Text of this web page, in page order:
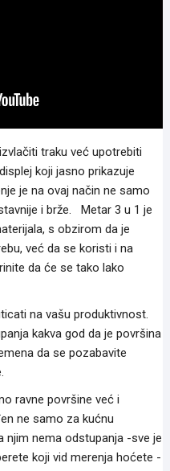
traku već upotrebiti
koji jasno prikazuje
je na ovaj način ne samo
i brže. Metar 3 u 1 je
s obzirom da je
već da se koristi i na
da će se tako lako
na vašu produktivnost.
kakva god da je površina
da se pozabavite
ravne površine već i
ne samo za kućnu
njim nema odstupanja -sve je
koji vid merenja hoćete -